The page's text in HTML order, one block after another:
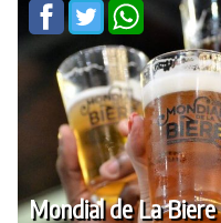
Mondial de La